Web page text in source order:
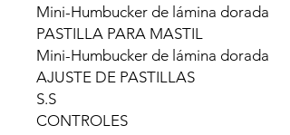
Mini-Humbucker de lámina dorada
PASTILLA PARA MASTIL
Mini-Humbucker de lámina dorada
AJUSTE DE PASTILLAS
S.S
CONTROLES